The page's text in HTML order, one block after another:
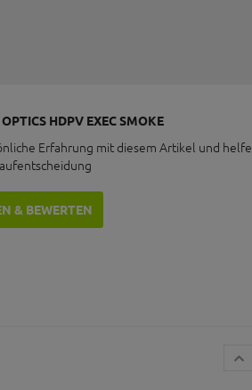
HDPV EXEC SMOKE
Erfahrung mit diesem Artikel und helfe
& BEWERTEN